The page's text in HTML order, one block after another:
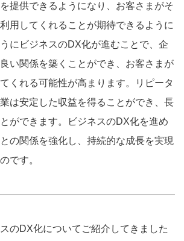
提供できるようになり、お客さまがそ
用してくれることが期待できるように
にビジネスのDX化が進むことで、企
い関係を築くことができ、お客さまが
くれる可能性が高まります。リピータ
は安定した収益を得ることができ、長
ができます。ビジネスのDX化を進め
の関係を強化し、持続的な成長を実現
です。
のDX化についてご紹介してきました